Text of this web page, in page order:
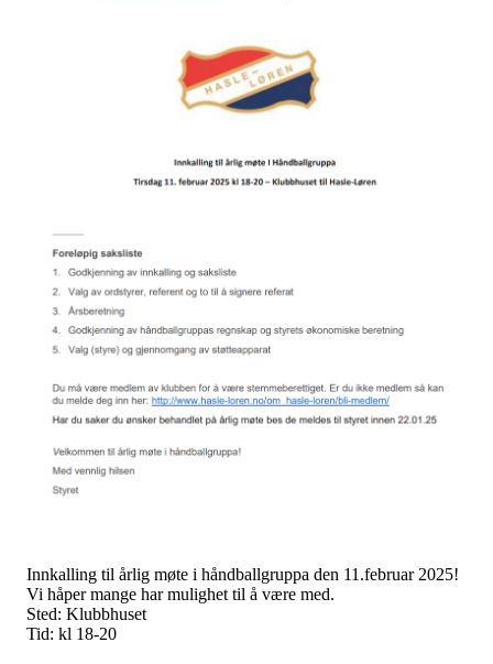
Innkalling til årlig møte i håndballgruppa den 11.februar 2025!
Vi håper mange har mulighet til å være med.
Sted: Klubbhuset
Tid: kl 18-20